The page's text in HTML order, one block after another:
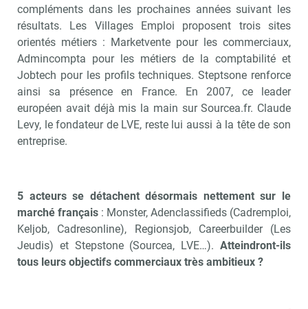
compléments dans les prochaines années suivant les
résultats. Les Villages Emploi proposent trois sites
orientés métiers : Marketvente pour les commerciaux,
Admincompta pour les métiers de la comptabilité et
Jobtech pour les profils techniques. Steptsone renforce
ainsi sa présence en France. En 2007, ce leader
européen avait déjà mis la main sur Sourcea.fr. Claude
Levy, le fondateur de LVE, reste lui aussi à la tête de son
entreprise.
5 acteurs se détachent désormais nettement sur le
marché français : Monster, Adenclassifieds (Cadremploi,
Keljob, Cadresonline), Regionsjob, Careerbuilder (Les
Jeudis) et Stepstone (Sourcea, LVE…). Atteindront-ils
tous leurs objectifs commerciaux très ambitieux ?